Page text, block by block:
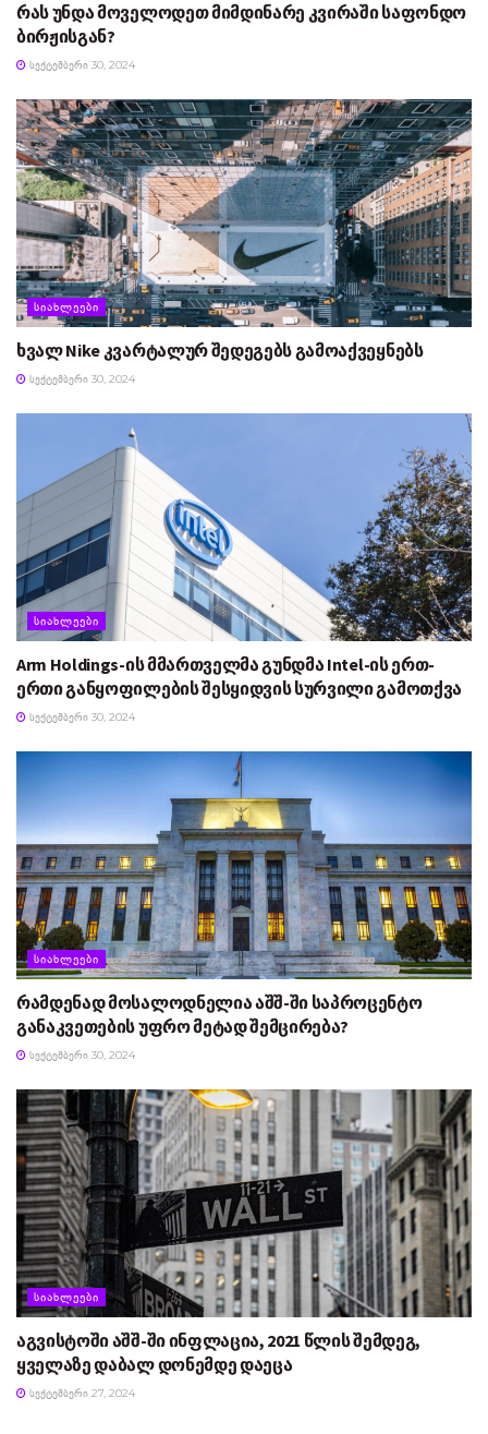
რას უნდა მოველოდეთ მიმდინარე კვირაში საფონდო
ბირჟისგან?
ᲡᲔᲥᲢᲔᲛᲑᲔᲠᲘ 30, 2024
ᲡᲘᲐᲮᲚᲔᲔᲑᲘ
ხვალ Nike კვარტალურ შედეგებს გამოაქვეყნებს
ᲡᲔᲥᲢᲔᲛᲑᲔᲠᲘ 30, 2024
ᲡᲘᲐᲮᲚᲔᲔᲑᲘ
Arm Holdings-ის მმართველმა გუნდმა Intel-ის ერთ-
ერთი განყოფილების შესყიდვის სურვილი გამოთქვა
ᲡᲔᲥᲢᲔᲛᲑᲔᲠᲘ 30, 2024
ᲡᲘᲐᲮᲚᲔᲔᲑᲘ
რამდენად მოსალოდნელია აშშ-ში საპროცენტო
განაკვეთების უფრო მეტად შემცირება?
ᲡᲔᲥᲢᲔᲛᲑᲔᲠᲘ 30, 2024
ᲡᲘᲐᲮᲚᲔᲔᲑᲘ
აგვისტოში აშშ-ში ინფლაცია, 2021 წლის შემდეგ,
ყველაზე დაბალ დონემდე დაეცა
ᲡᲔᲥᲢᲔᲛᲑᲔᲠᲘ 27, 2024